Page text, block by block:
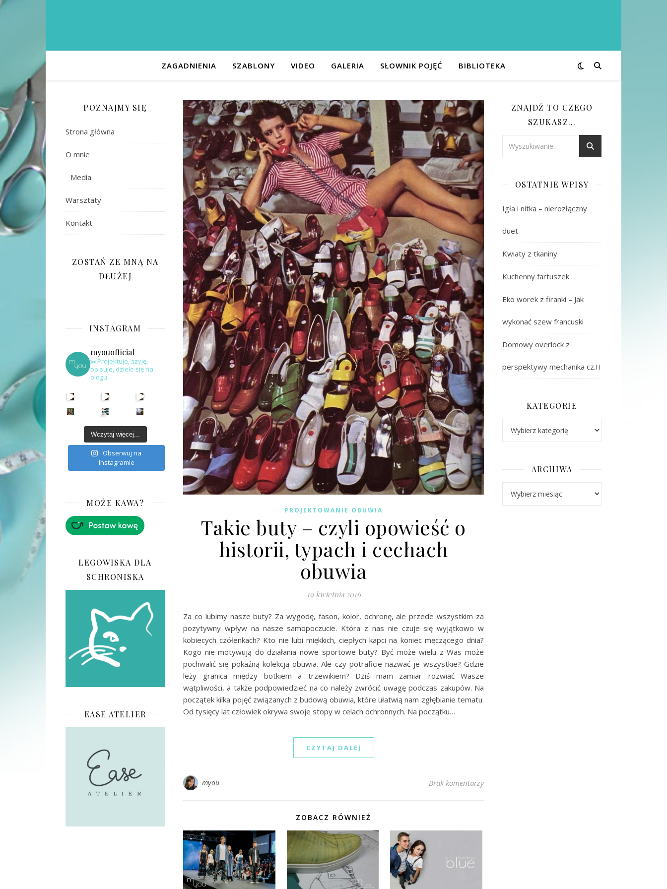
ZAGADNIENIA SZABLONY VIDEO GALERIA SŁOWNIK POJĘĆ BIBLIOTEKA
POZNAJMY SIĘ
Strona główna
O mnie
Media
Warsztaty
Kontakt
ZOSTAŃ ZE MNĄ NA
DŁUŻEJ
INSTAGRAM
myouofficial
✂️Projektuje, szyję,
opisuje, dziele się na
blogu.
Wczytaj więcej...
Obserwuj na
Instagramie
MOŻE KAWA?
LEGOWISKA DLA
SCHRONISKA
EASE ATELIER
PROJEKTOWANIE OBUWIA
Takie buty – czyli opowieść o
historii, typach i cechach
obuwia
19 kwietnia 2016
Za co lubimy nasze buty? Za wygodę, fason, kolor, ochronę, ale przede wszystkim za
pozytywny wpływ na nasze samopoczucie. Która z nas nie czuje się wyjątkowo w
kobiecych czółenkach? Kto nie lubi miękkich, ciepłych kapci na koniec męczącego dnia?
Kogo nie motywują do działania nowe sportowe buty? Być może wielu z Was może
pochwalić się pokaźną kolekcją obuwia. Ale czy potraficie nazwać je wszystkie? Gdzie
leży granica między botkiem a trzewikiem? Dziś mam zamiar rozwiać Wasze
wątpliwości, a także podpowiedzieć na co należy zwrócić uwagę podczas zakupów. Na
początek kilka pojęć związanych z budową obuwia, które ułatwią nam zgłębianie tematu.
Od tysięcy lat człowiek okrywa swoje stopy w celach ochronnych. Na początku…
CZYTAJ DALEJ
myou Brak komentarzy
ZOBACZ RÓWNIEŻ
ZNAJDŹ TO CZEGO
SZUKASZ…
OSTATNIE WPISY
Igła i nitka – nierozłączny
duet
Kwiaty z tkaniny
Kuchenny fartuszek
Eko worek z firanki – Jak
wykonać szew francuski
Domowy overlock z
perspektywy mechanika cz.II
KATEGORIE
ARCHIWA